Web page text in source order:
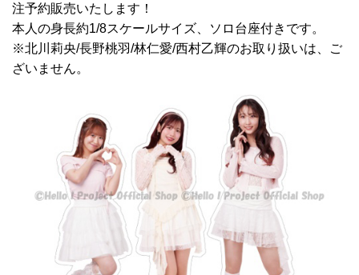
注予約販売いたします！
本人の身長約1/8スケールサイズ、ソロ台座付きです。
※北川莉央/長野桃羽/林仁愛/西村乙輝のお取り扱いは、ご
ざいません。